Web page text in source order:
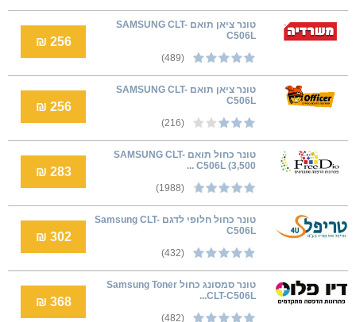
טונר ציאן תואם SAMSUNG CLT-
C506L
(489)
256 ₪
טונר ציאן תואם SAMSUNG CLT-
C506L
(216)
256 ₪
טונר כחול תואם SAMSUNG CLT-
C506L (3,500 ...
(1988)
283 ₪
טונר כחול חלופי לדגם Samsung CLT-
C506L
(432)
302 ₪
טונר סמסונג כחול Samsung Toner
CLT-C506L...
(482)
368 ₪